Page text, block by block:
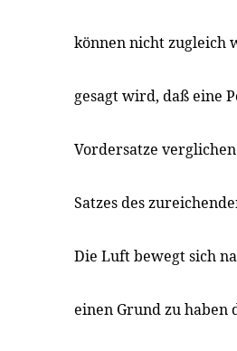
können nicht zugleich
gesagt wird, daß eine
Vordersatze
Satzes des
Die Luft bewegt sich
einen Grund zu haben